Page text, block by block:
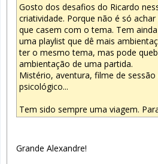
Gosto dos desafios do Ricardo
criatividade. Porque não é só
que casem com o tema. Tem
uma playlist que dê mais
ter o mesmo tema, mas pode
ambientação de uma partida.
Mistério, aventura, filme de
psicológico...
Tem sido sempre uma viagem.
Grande Alexandre!